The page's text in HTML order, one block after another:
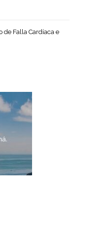
de Falla Cardíaca e